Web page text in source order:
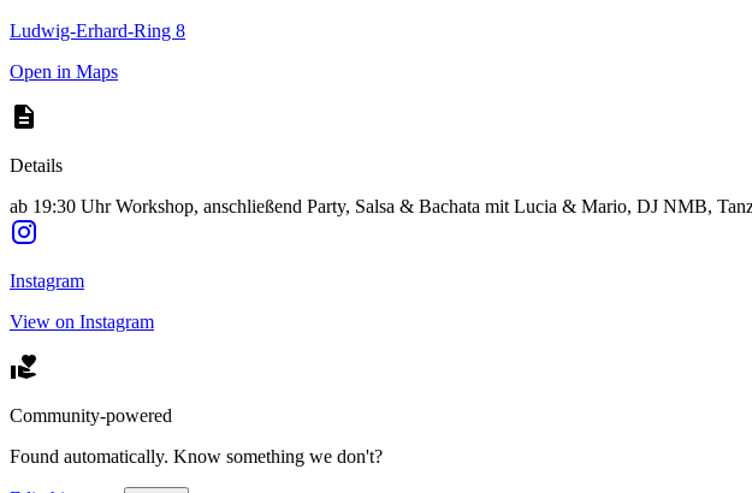
Ludwig-Erhard-Ring 8
Open in Maps
Details
ab 19:30 Uhr Workshop, anschließend Party, Salsa & Bachata mit Lucia & Mario, DJ NMB,
Instagram
View on Instagram
Community-powered
Found automatically. Know something we don't?